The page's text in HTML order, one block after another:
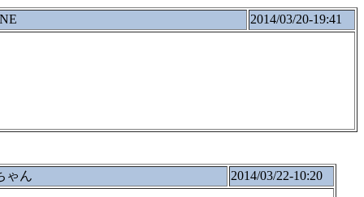
2014/03/20-19:41
ゃん 2014/03/22-10:20